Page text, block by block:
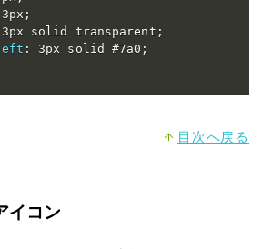
3px ;
3px solid transparent ;
: 3px solid #7a0 ;
目次へ戻る
イコン